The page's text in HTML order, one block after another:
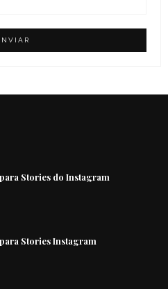
Stories do Instagram
Stories Instagram